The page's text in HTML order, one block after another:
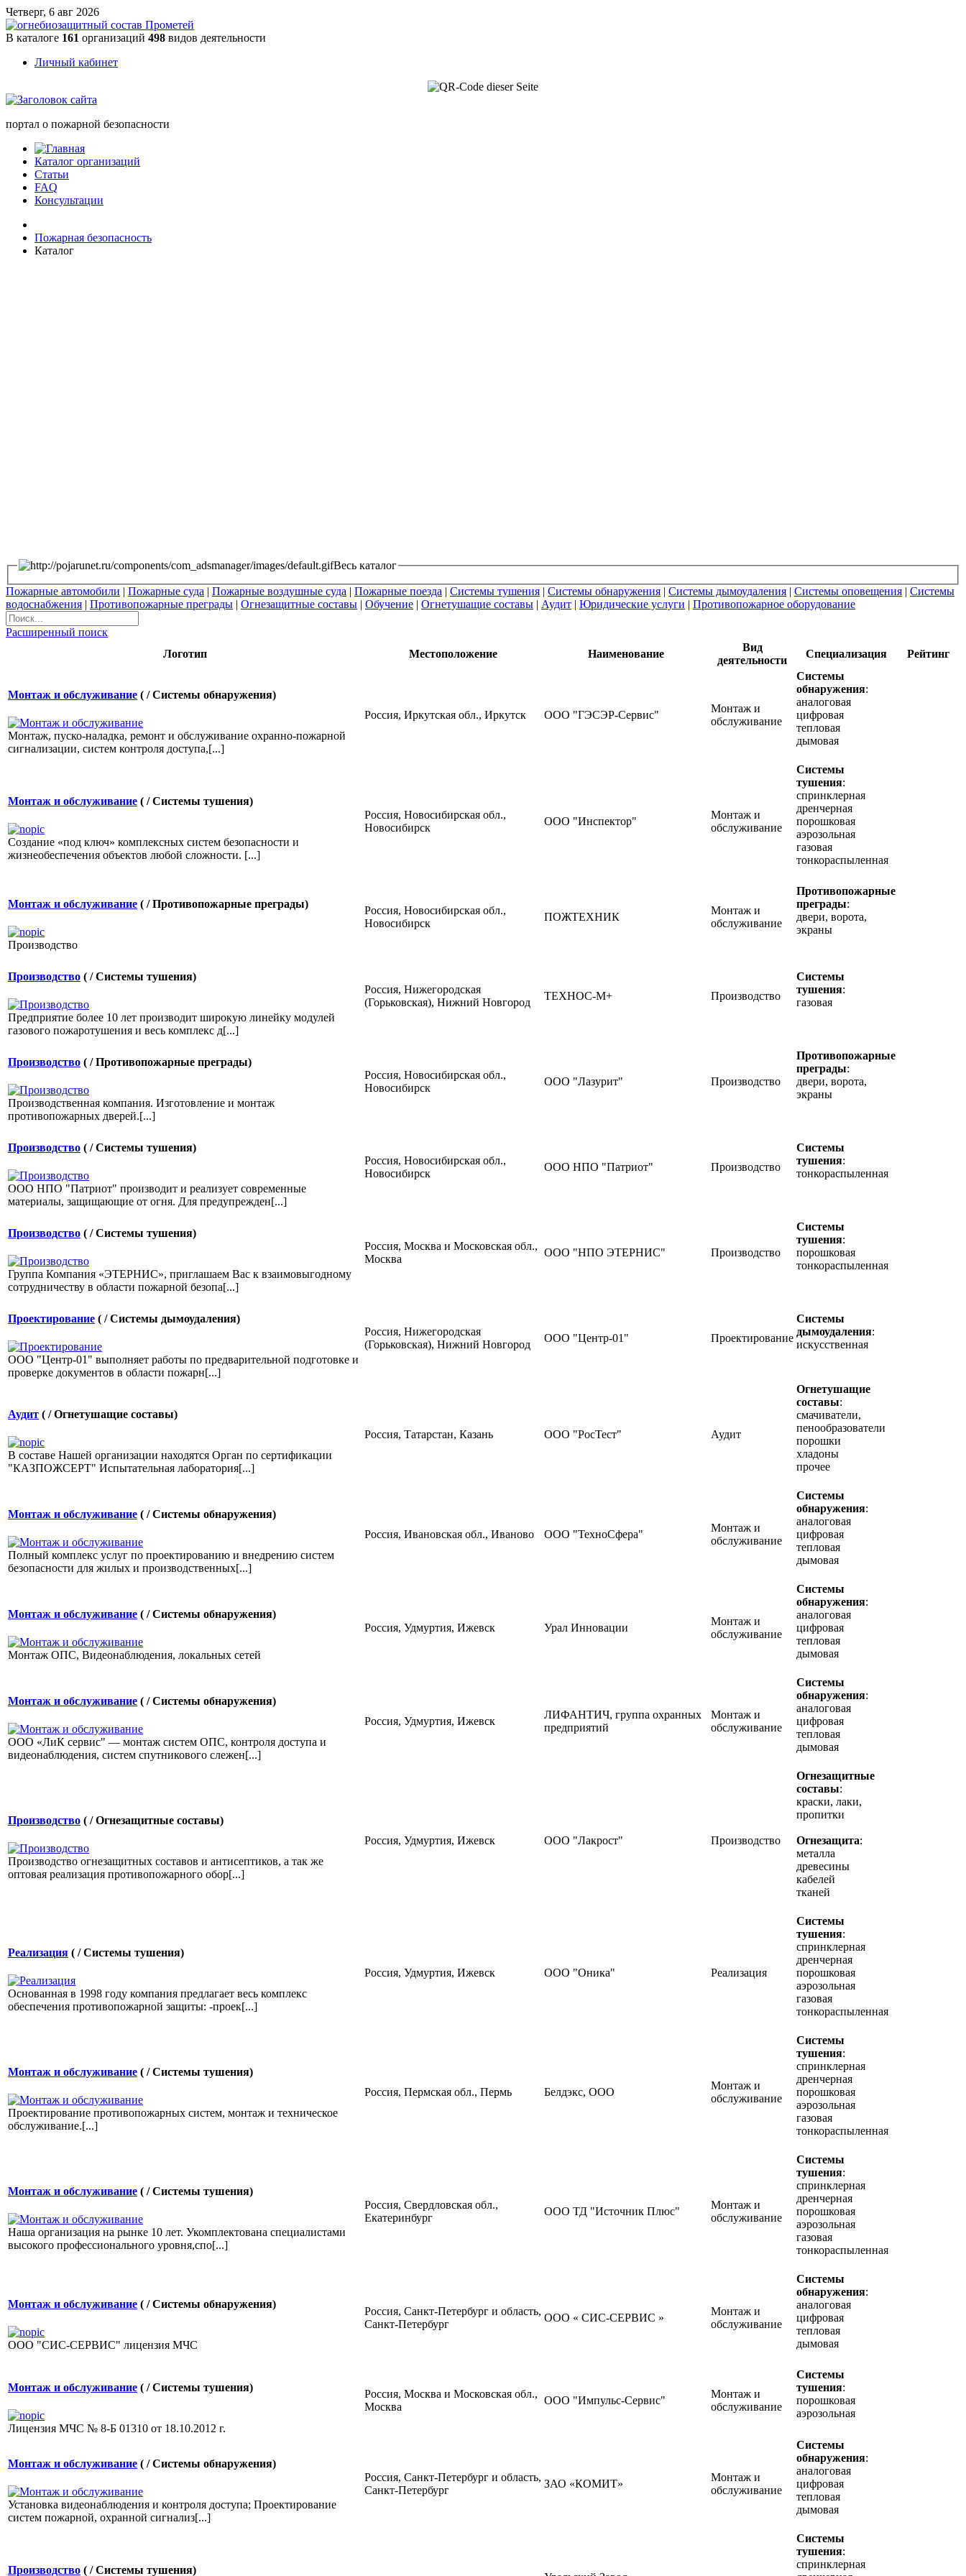
Четверг, 6 авг 2026
В каталоге 161 организаций 498 видов деятельности
Личный кабинет
портал о пожарной безопасности
Каталог организаций
Статьи
FAQ
Консультации
Пожарная безопасность
Каталог
Весь каталог
Пожарные автомобили | Пожарные суда | Пожарные воздушные суда | Пожарные поезда | Системы тушения | Системы обнаружения | Системы дымоудаления | Системы оповещения | Системы
водоснабжения | Противопожарные преграды | Огнезащитные составы | Обучение | Огнетушащие составы | Аудит | Юридические услуги | Противопожарное оборудование
Расширенный поиск
Логотип
Местоположение Наименование
Вид
деятельности
Специализация Рейтинг
Монтаж и обслуживание ( / Системы обнаружения)
Монтаж, пуско-наладка, ремонт и обслуживание охранно-пожарной
сигнализации, систем контроля доступа,[...]
Россия, Иркутская обл., Иркутск ООО "ГЭСЭР-Сервис"
Монтаж и
обслуживание
Системы
обнаружения:
аналоговая
цифровая
тепловая
дымовая
Монтаж и обслуживание ( / Системы тушения)
Создание «под ключ» комплексных систем безопасности и
жизнеобеспечения объектов любой сложности. [...]
Россия, Новосибирская обл.,
Новосибирск
ООО "Инспектор"
Монтаж и
обслуживание
Системы
тушения:
спринклерная
дренчерная
порошковая
аэрозольная
газовая
тонкораспыленная
Монтаж и обслуживание ( / Противопожарные преграды)
Производство
Россия, Новосибирская обл.,
Новосибирск
ПОЖТЕХНИК
Монтаж и
обслуживание
Противопожарные
преграды:
двери, ворота,
экраны
Производство ( / Системы тушения)
Предприятие более 10 лет производит широкую линейку модулей
газового пожаротушения и весь комплекс д[...]
Россия, Нижегородская
(Горьковская), Нижний Новгород
ТЕХНОС-М+ Производство
Системы
тушения:
газовая
Производство ( / Противопожарные преграды)
Производственная компания. Изготовление и монтаж
противопожарных дверей.[...]
Россия, Новосибирская обл.,
Новосибирск
ООО "Лазурит" Производство
Противопожарные
преграды:
двери, ворота,
экраны
Производство ( / Системы тушения)
ООО НПО "Патриот" производит и реализует современные
материалы, защищающие от огня. Для предупрежден[...]
Россия, Новосибирская обл.,
Новосибирск
ООО НПО "Патриот" Производство
Системы
тушения:
тонкораспыленная
Производство ( / Системы тушения)
Группа Компания «ЭТЕРНИС», приглашаем Вас к взаимовыгодному
сотрудничеству в области пожарной безопа[...]
Россия, Москва и Московская обл.,
Москва
ООО "НПО ЭТЕРНИС" Производство
Системы
тушения:
порошковая
тонкораспыленная
Проектирование ( / Системы дымоудаления)
ООО "Центр-01" выполняет работы по предварительной подготовке и
проверке документов в области пожарн[...]
Россия, Нижегородская
(Горьковская), Нижний Новгород
ООО "Центр-01" Проектирование
Системы
дымоудаления:
искусственная
Аудит ( / Огнетушащие составы)
В составе Нашей организации находятся Орган по сертификации
"КАЗПОЖСЕРТ" Испытательная лаборатория[...]
Россия, Татарстан, Казань ООО "РосТест" Аудит
Огнетушащие
составы:
смачиватели,
пенообразователи
порошки
хладоны
прочее
Монтаж и обслуживание ( / Системы обнаружения)
Полный комплекс услуг по проектированию и внедрению систем
безопасности для жилых и производственных[...]
Россия, Ивановская обл., Иваново ООО "ТехноСфера"
Монтаж и
обслуживание
Системы
обнаружения:
аналоговая
цифровая
тепловая
дымовая
Монтаж и обслуживание ( / Системы обнаружения)
Монтаж ОПС, Видеонаблюдения, локальных сетей
Россия, Удмуртия, Ижевск Урал Инновации
Монтаж и
обслуживание
Системы
обнаружения:
аналоговая
цифровая
тепловая
дымовая
Монтаж и обслуживание ( / Системы обнаружения)
ООО «ЛиК сервис" — монтаж систем ОПС, контроля доступа и
видеонаблюдения, систем спутникового слежен[...]
Россия, Удмуртия, Ижевск
ЛИФАНТИЧ, группа охранных
предприятий
Монтаж и
обслуживание
Системы
обнаружения:
аналоговая
цифровая
тепловая
дымовая
Производство ( / Огнезащитные составы)
Производство огнезащитных составов и антисептиков, а так же
оптовая реализация противопожарного обор[...]
Россия, Удмуртия, Ижевск ООО "Лакрост" Производство
Огнезащитные
составы:
краски, лаки,
пропитки
Огнезащита:
металла
древесины
кабелей
тканей
Реализация ( / Системы тушения)
Основанная в 1998 году компания предлагает весь комплекс
обеспечения противопожарной защиты: -проек[...]
Россия, Удмуртия, Ижевск ООО "Оника" Реализация
Системы
тушения:
спринклерная
дренчерная
порошковая
аэрозольная
газовая
тонкораспыленная
Монтаж и обслуживание ( / Системы тушения)
Проектирование противопожарных систем, монтаж и техническое
обслуживание.[...]
Россия, Пермская обл., Пермь Белдэкс, ООО
Монтаж и
обслуживание
Системы
тушения:
спринклерная
дренчерная
порошковая
аэрозольная
газовая
тонкораспыленная
Монтаж и обслуживание ( / Системы тушения)
Наша организация на рынке 10 лет. Укомплектована специалистами
высокого профессионального уровня,спо[...]
Россия, Свердловская обл.,
Екатеринбург
ООО ТД "Источник Плюс"
Монтаж и
обслуживание
Системы
тушения:
спринклерная
дренчерная
порошковая
аэрозольная
газовая
тонкораспыленная
Монтаж и обслуживание ( / Системы обнаружения)
ООО "СИС-СЕРВИС" лицензия МЧС
Россия, Санкт-Петербург и область,
Санкт-Петербург
ООО « СИС-СЕРВИС »
Монтаж и
обслуживание
Системы
обнаружения:
аналоговая
цифровая
тепловая
дымовая
Монтаж и обслуживание ( / Системы тушения)
Лицензия МЧС № 8-Б 01310 от 18.10.2012 г.
Россия, Москва и Московская обл.,
Москва
ООО "Импульс-Сервис"
Монтаж и
обслуживание
Системы
тушения:
порошковая
аэрозольная
Монтаж и обслуживание ( / Системы обнаружения)
Установка видеонаблюдения и контроля доступа; Проектирование
систем пожарной, охранной сигнализ[...]
Россия, Санкт-Петербург и область,
Санкт-Петербург
ЗАО «КОМИТ»
Монтаж и
обслуживание
Системы
обнаружения:
аналоговая
цифровая
тепловая
дымовая
Производство ( / Системы тушения)
Системы
тушения:
спринклерная